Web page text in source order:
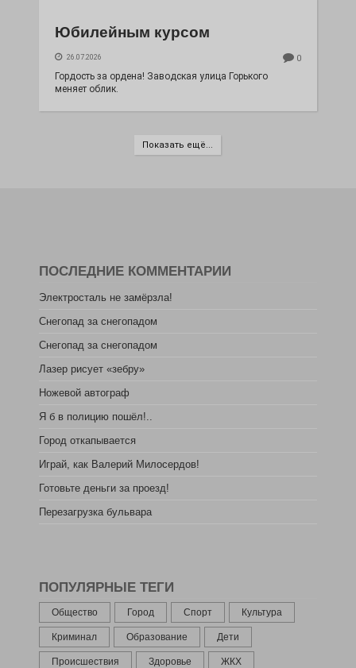
Юбилейным курсом
26.07.2026 0
Гордость за ордена! Заводская улица Горького
меняет облик.
Показать ещё...
ПОСЛЕДНИЕ КОММЕНТАРИИ
Электросталь не замёрзла!
Снегопад за снегопадом
Снегопад за снегопадом
Лазер рисует «зебру»
Ножевой автограф
Я б в полицию пошёл!..
Город откапывается
Играй, как Валерий Милосердов!
Готовьте деньги за проезд!
Перезагрузка бульвара
ПОПУЛЯРНЫЕ ТЕГИ
Общество Город Спорт Культура
Криминал Образование Дети
Происшествия Здоровье ЖКХ